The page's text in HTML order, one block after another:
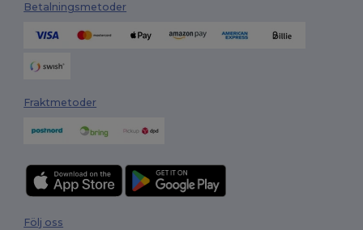
Betalningsmetoder
Fraktmetoder
Följ oss